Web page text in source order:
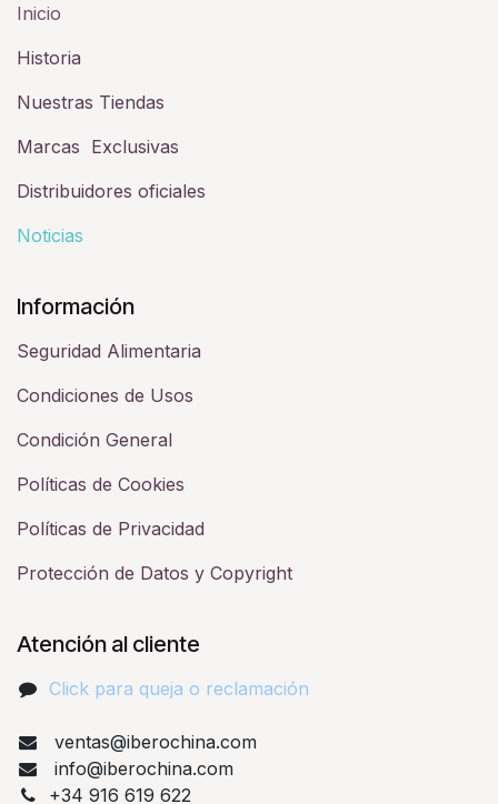
Inicio
Historia​
Nuestras Tiendas
Marcas Exclusivas
Distribuidores oficiales
Noticias
Información
Seguridad Alimentaria
Condiciones de Usos
Condición General
Políticas de Cookies
Políticas de Privacidad
Protección de Datos y Copyright
Atención al cliente
Click para queja o reclamación​
ventas@iberochina.com
info@iberochina.com
+34 916 619 622